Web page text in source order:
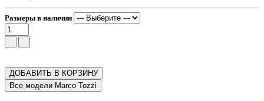
Размеры в наличии
ДОБАВИТЬ В КОРЗИНУ